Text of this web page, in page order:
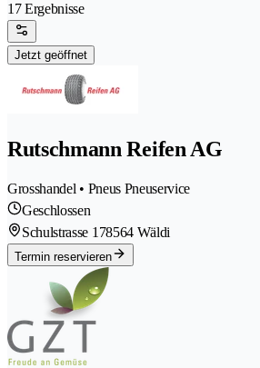
17 Ergebnisse
Jetzt geöffnet
Rutschmann Reifen AG
Grosshandel • Pneus Pneuservice
Geschlossen
Schulstrasse 178564 Wäldi
Termin reservieren